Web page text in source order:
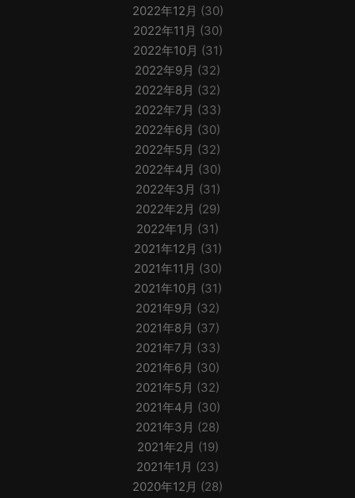
2022年12月 (30)
2022年11月 (30)
2022年10月 (31)
2022年9月 (32)
2022年8月 (32)
2022年7月 (33)
2022年6月 (30)
2022年5月 (32)
2022年4月 (30)
2022年3月 (31)
2022年2月 (29)
2022年1月 (31)
2021年12月 (31)
2021年11月 (30)
2021年10月 (31)
2021年9月 (32)
2021年8月 (37)
2021年7月 (33)
2021年6月 (30)
2021年5月 (32)
2021年4月 (30)
2021年3月 (28)
2021年2月 (19)
2021年1月 (23)
2020年12月 (28)